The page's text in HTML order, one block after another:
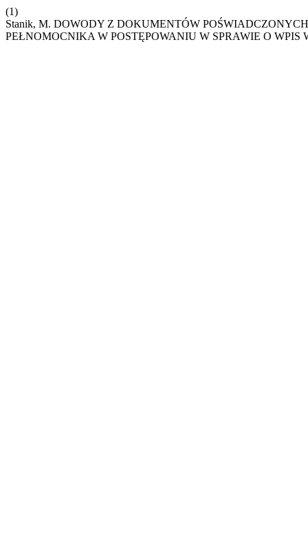
(1)
Stanik, M. DOWODY Z DOKUMENTÓW
PEŁNOMOCNIKA W POSTĘPOWANIU W SPRAWIE O